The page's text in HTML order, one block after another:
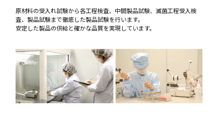
原材料の受入れ試験から各工程検査、中間製品試験、滅菌工程受入検
査、製品試験まで徹底した製品試験を行います。
安定した製品の供給と確かな品質を実現しています。